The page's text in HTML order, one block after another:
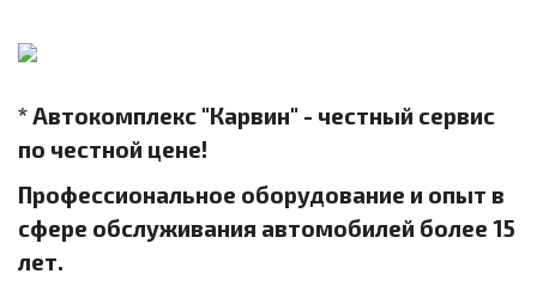
* Автокомплекс "Карвин" - честный сервис
по честной цене!
Профессиональное оборудование и опыт в
сфере обслуживания автомобилей более 15
лет.